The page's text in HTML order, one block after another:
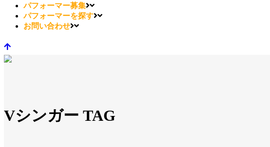
パフォーマー募集
パフォーマーを探す
お問い合わせ
Vシンガー TAG